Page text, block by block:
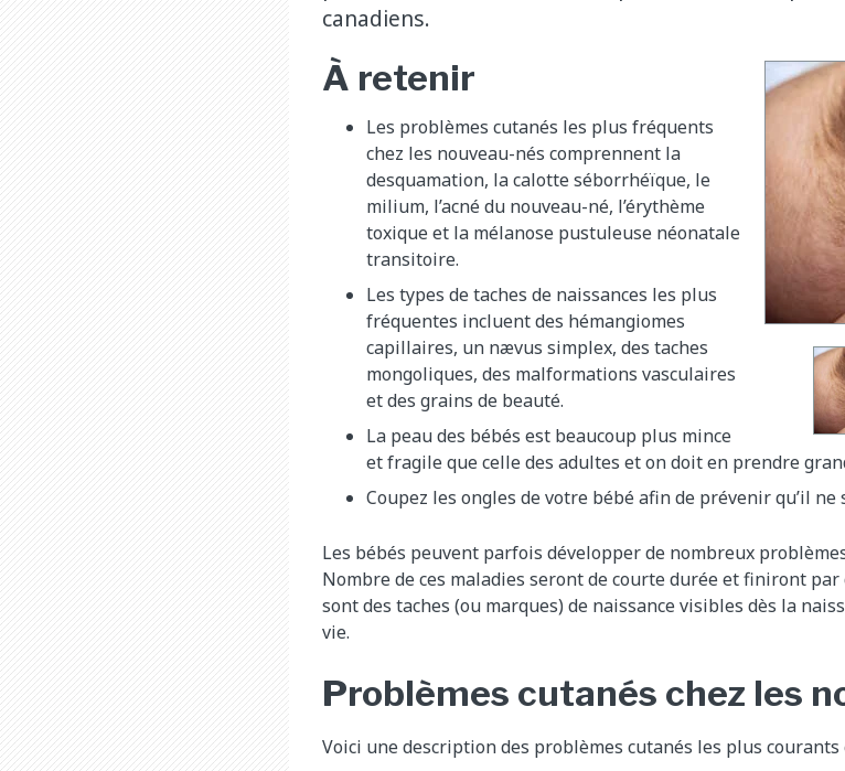
canadiens.
À retenir
Les problèmes cutanés les plus fréquents
chez les nouveau-nés comprennent la
desquamation, la calotte séborrhéïque, le
milium, l’acné du nouveau-né, l’érythème
toxique et la mélanose pustuleuse néonatale
transitoire.
Les types de taches de naissances les plus
fréquentes incluent des hémangiomes
capillaires, un nævus simplex, des taches
mongoliques, des malformations vasculaires
et des grains de beauté.
La peau des bébés est beaucoup plus mince
et fragile que celle des adultes et on doit en prendre
Coupez les ongles de votre bébé afin de prévenir qu’il ne
Les bébés peuvent parfois développer de nombreux
Nombre de ces maladies seront de courte durée et finiront
sont des taches (ou marques) de naissance visibles dès la
vie.
Problèmes cutanés chez les
Voici une description des problèmes cutanés les plus courants